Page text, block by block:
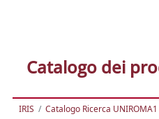
Catalogo dei
IRIS Catalogo Ricerca UNIROMA1